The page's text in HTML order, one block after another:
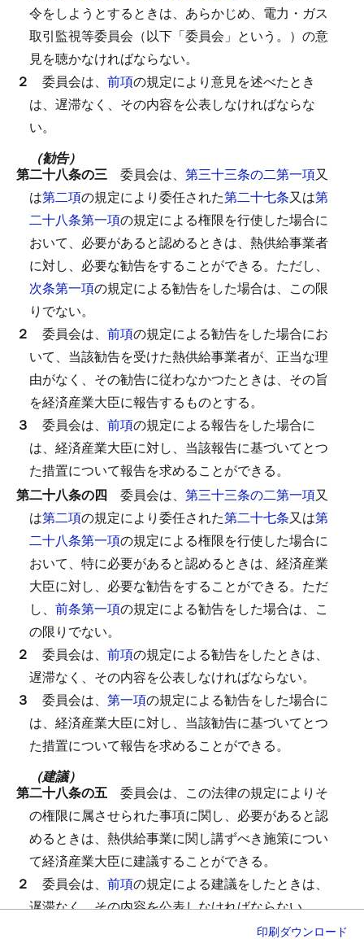
令をしようとするときは、あらかじめ、電力・ガス
取引監視等委員会（以下「委員会」という。）の意
見を聴かなければならない。
２ 委員会は、 前項の規定により意見を述べたとき
は、遅滞なく、その内容を公表しなければならな
い。
（勧告）
第二十八条の三 委員会は、 第三十三条の二第一項又
は第二項の規定により委任された第二十七条又は第
二十八条第一項の規定による権限を行使した場合に
おいて、必要があると認めるときは、熱供給事業者
に対し、必要な勧告をすることができる。 ただし、
次条第一項の規定による勧告をした場合は、この限
りでない。
２ 委員会は、 前項の規定による勧告をした場合にお
いて、当該勧告を受けた熱供給事業者が、正当な理
由がなく、その勧告に従わなかつたときは、その旨
を経済産業大臣に報告するものとする。
３ 委員会は、 前項の規定による報告をした場合に
は、経済産業大臣に対し、当該報告に基づいてとつ
た措置について報告を求めることができる。
第二十八条の四 委員会は、 第三十三条の二第一項又
は第二項の規定により委任された第二十七条又は第
二十八条第一項の規定による権限を行使した場合に
おいて、特に必要があると認めるときは、経済産業
大臣に対し、必要な勧告をすることができる。 ただ
し、 前条第一項の規定による勧告をした場合は、こ
の限りでない。
２ 委員会は、 前項の規定による勧告をしたときは、
遅滞なく、その内容を公表しなければならない。
３ 委員会は、 第一項の規定による勧告をした場合に
は、経済産業大臣に対し、当該勧告に基づいてとつ
た措置について報告を求めることができる。
（建議）
第二十八条の五 委員会は、この法律の規定によりそ
の権限に属させられた事項に関し、必要があると認
めるときは、熱供給事業に関し講ずべき施策につい
て経済産業大臣に建議することができる。
２ 委員会は、 前項の規定による建議をしたときは、
遅滞なく、その内容を公表しなければならない。
の規定による建議をした場合に
印刷ダウンロード